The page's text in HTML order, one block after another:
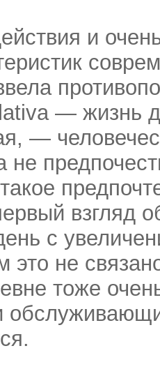
и
— жизнь
—
взгляд
с
не
тоже